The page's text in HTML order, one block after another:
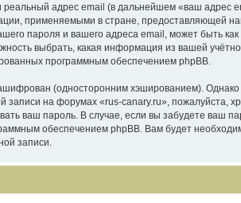
адрес email (в дальнейшем «ваш адрес
применяемыми в стране, предоставляющей
пароля и вашего адреса email, может быть
выбрать, какая информация из вашей
программным обеспечением phpBB.
(односторонним хэшированием). Однако
записи на форумах «rus-canary.ru», пожалуйста,
ваш пароль. В случае, если вы забудете ваш
обеспечением phpBB. Вам будет
записи.